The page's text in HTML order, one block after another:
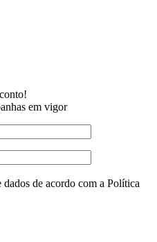
em vigor
de acordo com a Política